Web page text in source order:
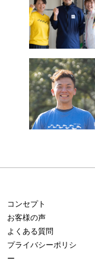
コンセプト
お客様の声
よくある質問
プライバシーポリシ
ー